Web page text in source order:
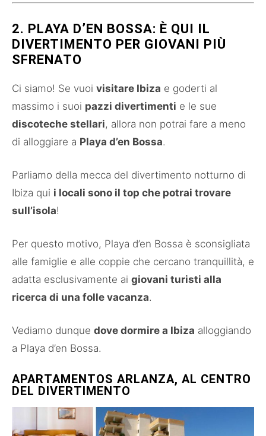
2. PLAYA D’EN BOSSA: È QUI IL
DIVERTIMENTO PER GIOVANI PIÙ
SFRENATO
Ci siamo! Se vuoi visitare Ibiza e goderti al
massimo i suoi pazzi divertimenti e le sue
discoteche stellari, allora non potrai fare a meno
di alloggiare a Playa d’en Bossa.
Parliamo della mecca del divertimento notturno di
Ibiza qui i locali sono il top che potrai trovare
sull’isola!
Per questo motivo, Playa d’en Bossa è sconsigliata
alle famiglie e alle coppie che cercano tranquillità, e
adatta esclusivamente ai giovani turisti alla
ricerca di una folle vacanza.
Vediamo dunque dove dormire a Ibiza alloggiando
a Playa d’en Bossa.
APARTAMENTOS ARLANZA, AL CENTRO
DEL DIVERTIMENTO